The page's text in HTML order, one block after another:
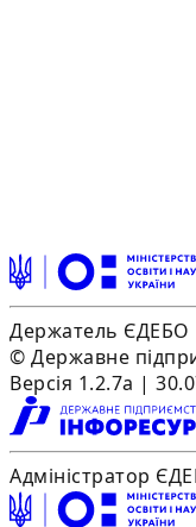
Держатель ЄДЕБО
© Державне
Версія 1.2.7a |
Адміністратор